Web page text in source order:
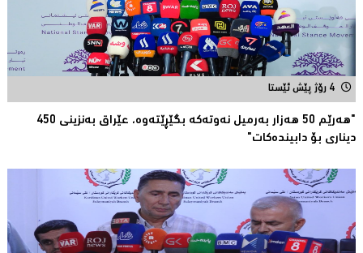
4 رۆژ پێش ئێستا
"هەرێم 50 هەزار بەرمیل نەوتەكە بگێڕێتەوە، عێراق بەنزینی 450
دیناری بۆ دابیندەكات"